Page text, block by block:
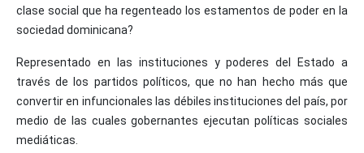
clase social que ha regenteado los estamentos de poder en la
sociedad dominicana?
Representado en las instituciones y poderes del Estado a
través de los partidos políticos, que no han hecho más que
convertir en infuncionales las débiles instituciones del país, por
medio de las cuales gobernantes ejecutan políticas sociales
mediáticas.